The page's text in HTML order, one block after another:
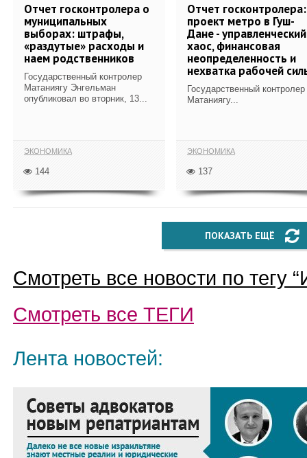
Отчет госконтролера о
муниципальных
выборах: штрафы,
«раздутые» расходы и
наем родственников
Государственный контролер
Матаниягу Энгельман
опубликовал во вторник, 13...
ЭКОНОМИКА
144
Отчет госконтролера:
проект метро в Гуш-
Дане - управленческий
хаос, финансовая
неопределенность и
нехватка рабочей
Государственный контролер
Матаниягу...
ЭКОНОМИКА
137
ПОКАЗАТЬ ЕЩЁ
Смотреть все новости по тегу “
Смотреть все ТЕГИ
Лента новостей: